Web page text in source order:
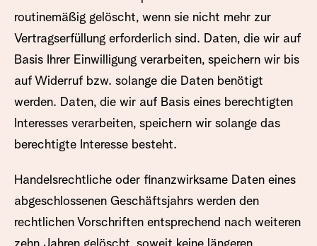
routinemäßig gelöscht, wenn sie nicht mehr zur
Vertragserfüllung erforderlich sind. Daten, die wir auf
Basis Ihrer Einwilligung verarbeiten, speichern wir bis
auf Widerruf bzw. solange die Daten benötigt
werden. Daten, die wir auf Basis eines berechtigten
Interesses verarbeiten, speichern wir solange das
berechtigte Interesse besteht.
Handelsrechtliche oder finanzwirksame Daten eines
abgeschlossenen Geschäftsjahrs werden den
rechtlichen Vorschriften entsprechend nach weiteren